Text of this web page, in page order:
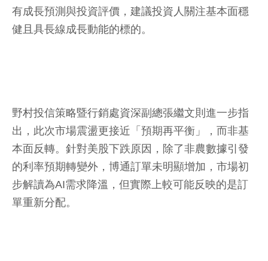
有成長預測與投資評價，建議投資人關注基本面穩
健且具長線成長動能的標的。
野村投信策略暨行銷處資深副總張繼文則進一步指
出，此次市場震盪更接近「預期再平衡」，而非基
本面反轉。針對美股下跌原因，除了非農數據引發
的利率預期轉變外，博通訂單未明顯增加，市場初
步解讀為AI需求降溫，但實際上較可能反映的是訂
單重新分配。